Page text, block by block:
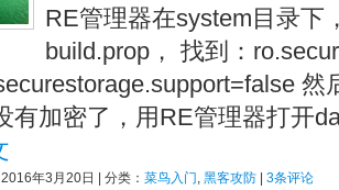
RE管理器在system目录下
build.prop， 找到：
然
有加密了，用RE管理器打开
年3月20日 | 分类： 菜鸟入门, 黑客攻防 3条评论